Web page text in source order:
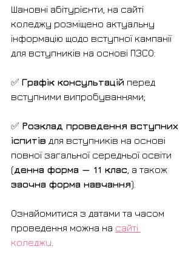
Шановні абітурієнти, на сайті
коледжу розміщено актуальну
інформацію щодо вступної кампанії
для вступників на основі ПЗСО:
✅ Графік консультацій перед
вступними випробуваннями;
✅ Розклад проведення вступних
іспитів для вступників на основі
повної загальної середньої освіти
(денна форма — 11 клас , а також
заочна форма навчання).
Ознайомитися з датами та часом
проведення можна на сайті
коледжу